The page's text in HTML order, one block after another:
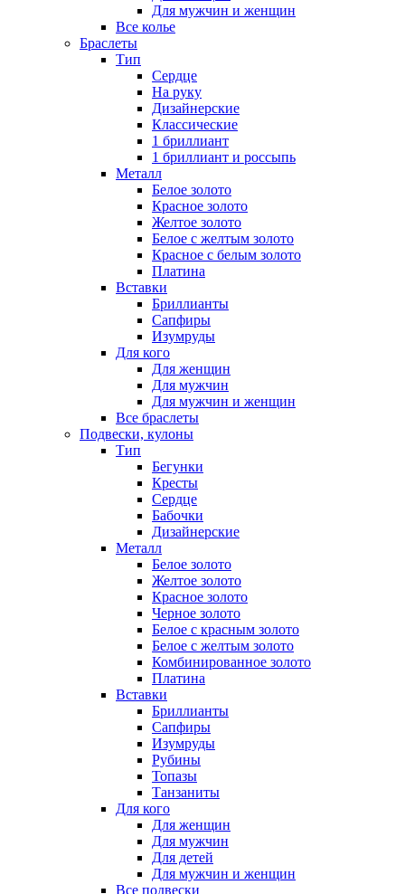
Для мужчин и женщин
Все колье
Браслеты
Тип
Сердце
На руку
Дизайнерские
Классические
1 бриллиант
1 бриллиант и россыпь
Металл
Белое золото
Красное золото
Желтое золото
Белое с желтым золото
Красное с белым золото
Платина
Вставки
Бриллианты
Сапфиры
Изумруды
Для кого
Для женщин
Для мужчин
Для мужчин и женщин
Все браслеты
Подвески, кулоны
Тип
Бегунки
Кресты
Сердце
Бабочки
Дизайнерские
Металл
Белое золото
Желтое золото
Красное золото
Черное золото
Белое с красным золото
Белое с желтым золото
Комбинированное золото
Платина
Вставки
Бриллианты
Сапфиры
Изумруды
Рубины
Топазы
Танзаниты
Для кого
Для женщин
Для мужчин
Для детей
Для мужчин и женщин
Все подвески